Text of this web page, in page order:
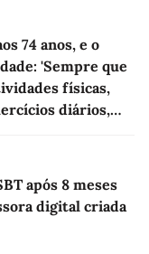
74 anos, e o
'Sempre que
físicas,
diários,
após 8 meses
digital criada